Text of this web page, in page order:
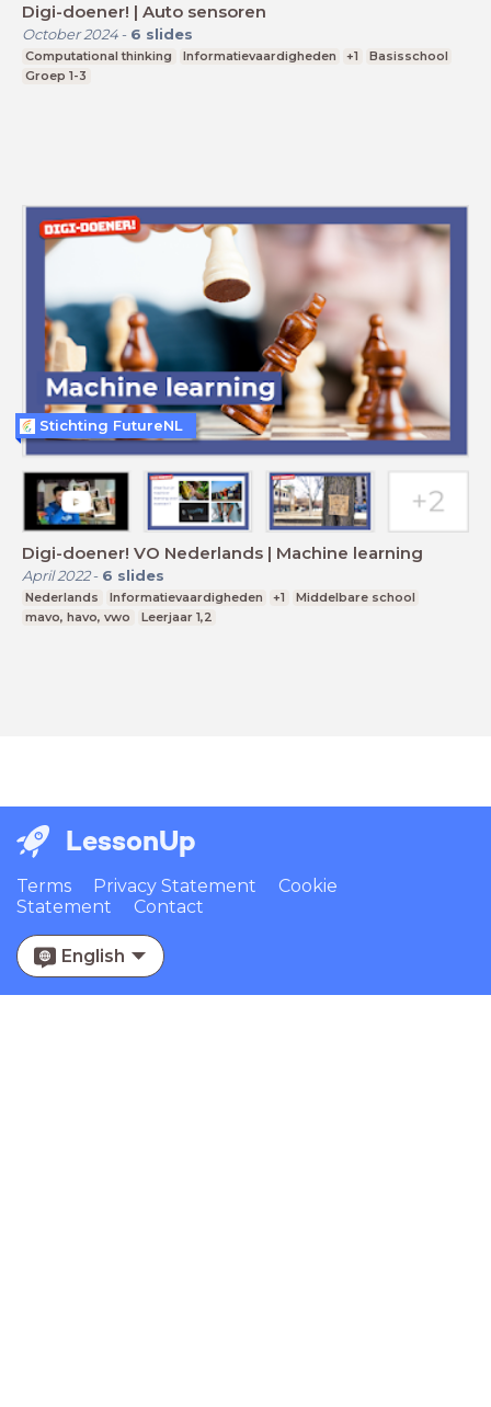
Digi-doener! | Auto sensoren
October 2024- 6 slides
Computational thinking Informatievaardigheden +1
Basisschool
Groep 1-3
Digi-doener! VO Nederlands | Machine learning
April 2022- 6 slides
Nederlands Informatievaardigheden +1
Middelbare school
mavo, havo, vwo
Leerjaar 1,2
Stichting FutureNL
LessonUp
Terms Privacy Statement
Cookie
Statement
Contact
English